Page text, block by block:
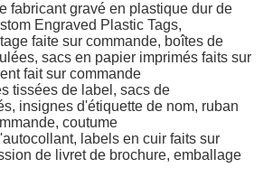
le fabricant gravé en plastique dur de
Engraved Plastic Tags,
faite sur commande, boîtes de
, sacs en papier imprimés faits sur
fait sur commande
tissées de label, sacs de
insignes d'étiquette de nom, ruban
coutume
labels en cuir faits sur
de livretde brochure, emballage